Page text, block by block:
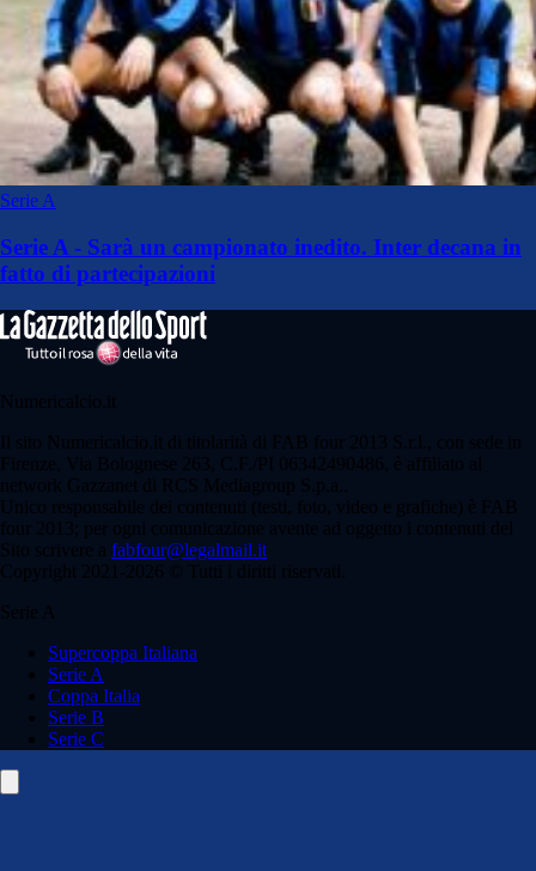
Serie A
Serie A - Sarà un campionato inedito. Inter decana in
fatto di partecipazioni
Numericalcio.it
Il sito Numericalcio.it di titolarità di FAB four 2013 S.r.l., con sede in
Firenze, Via Bolognese 263, C.F./PI 06342490486, è affiliato al
network Gazzanet di RCS Mediagroup S.p.a..
Unico responsabile dei contenuti (testi, foto, video e grafiche) è FAB
four 2013; per ogni comunicazione avente ad oggetto i contenuti del
Sito scrivere a fabfour@legalmail.it
Copyright 2021-2026 © Tutti i diritti riservati.
Serie A
Supercoppa Italiana
Serie A
Coppa Italia
Serie B
Serie C